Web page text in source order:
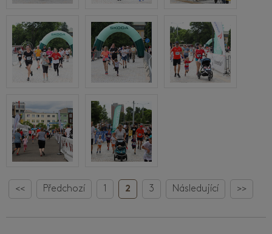
<< Předchozí 1 2 3 Následující >>